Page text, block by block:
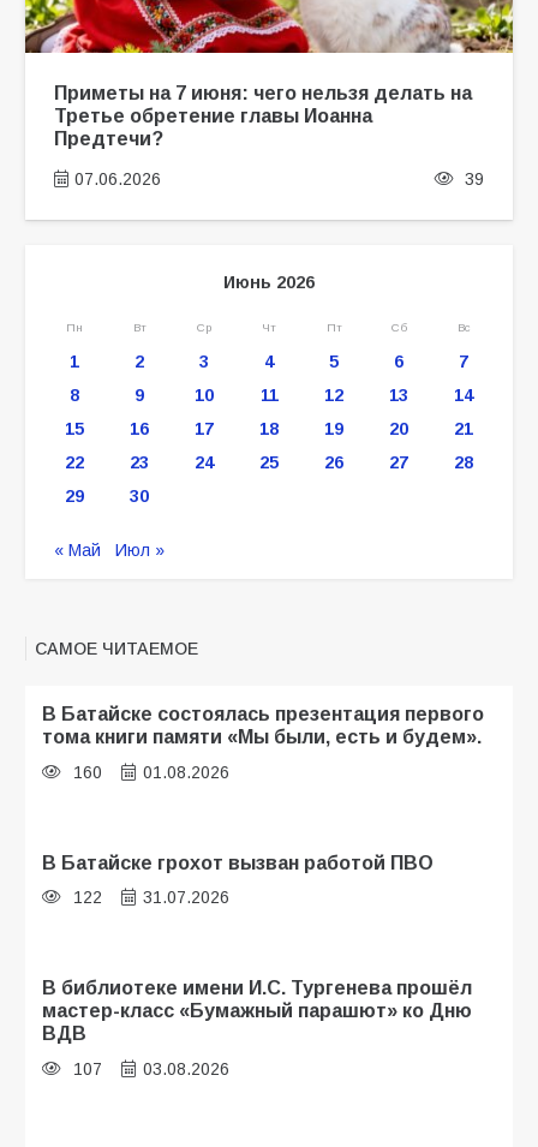
Приметы на 7 июня: чего нельзя делать на
Третье обретение главы Иоанна
Предтечи?
07.06.2026 39
Июнь 2026
Пн Вт Ср Чт Пт Сб Вс
1 2 3 4 5 6
7
8
9 10 11 12 13
14
15
16 17 18 19 20
21
22
23 24 25 26 27
28
29
30
« Май Июл »
САМОЕ ЧИТАЕМОЕ
В Батайске состоялась презентация первого
тома книги памяти «Мы были, есть и будем».
160 01.08.2026
В Батайске грохот вызван работой ПВО
122 31.07.2026
В библиотеке имени И.С. Тургенева прошёл
мастер-класс «Бумажный парашют» ко Дню
ВДВ
107 03.08.2026